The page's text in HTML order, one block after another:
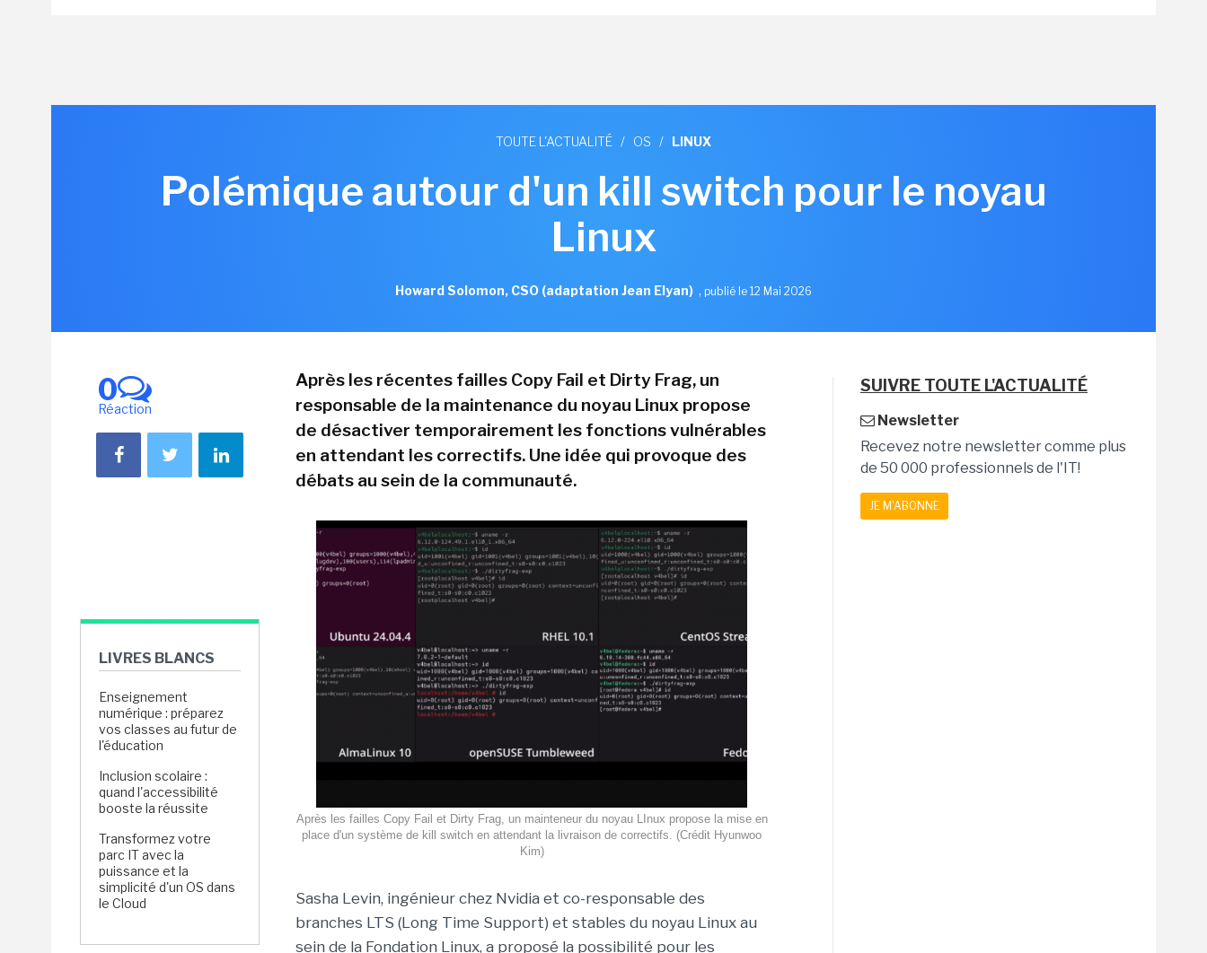
TOUTE L'ACTUALITÉ / OS / LINUX
Polémique autour d'un kill switch pour le noyau
Linux
Howard Solomon, CSO (adaptation Jean Elyan) , publié le 12 Mai 2026
0
Réaction
LIVRES BLANCS
Enseignement
numérique : préparez
vos classes au futur de
l'éducation
Inclusion scolaire :
quand l'accessibilité
booste la réussite
Transformez votre
parc IT avec la
puissance et la
simplicité d'un OS dans
le Cloud
Après les récentes failles Copy Fail et Dirty Frag, un
responsable de la maintenance du noyau Linux propose
de désactiver temporairement les fonctions vulnérables
en attendant les correctifs. Une idée qui provoque des
débats au sein de la communauté.
Après les failles Copy Fail et Dirty Frag, un mainteneur du noyau LInux propose la mise en
place d'un système de kill switch en attendant la livraison de correctifs. (Crédit Hyunwoo
Kim)
Sasha Levin, ingénieur chez Nvidia et co-responsable des
branches LTS (Long Time Support) et stables du noyau Linux au
sein de la Fondation Linux, a proposé la possibilité pour les
SUIVRE TOUTE L'ACTUALITÉ
Newsletter
Recevez notre newsletter comme plus
de 50 000 professionnels de l'IT!
JE M'ABONNE